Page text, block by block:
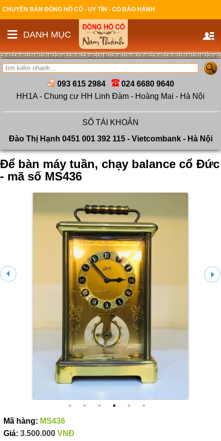
CHUYÊN BÁN ĐỒNG HỒ CỔ - UY TÍN - CÓ BẢO HÀNH
DANH MỤC
093 615 2984
024 6680 9640
HH1A - Chung cư HH Linh Đàm - Hoàng Mai - Hà Nội
SỐ TÀI KHOẢN
Đào Thị Hạnh 0451 001 392 115 - Vietcombank - Hà Nội
Để bàn máy tuần, chạy balance cổ Đức
- mã số MS436
Mã hàng: MS436
Giá: 3.500.000 VNĐ